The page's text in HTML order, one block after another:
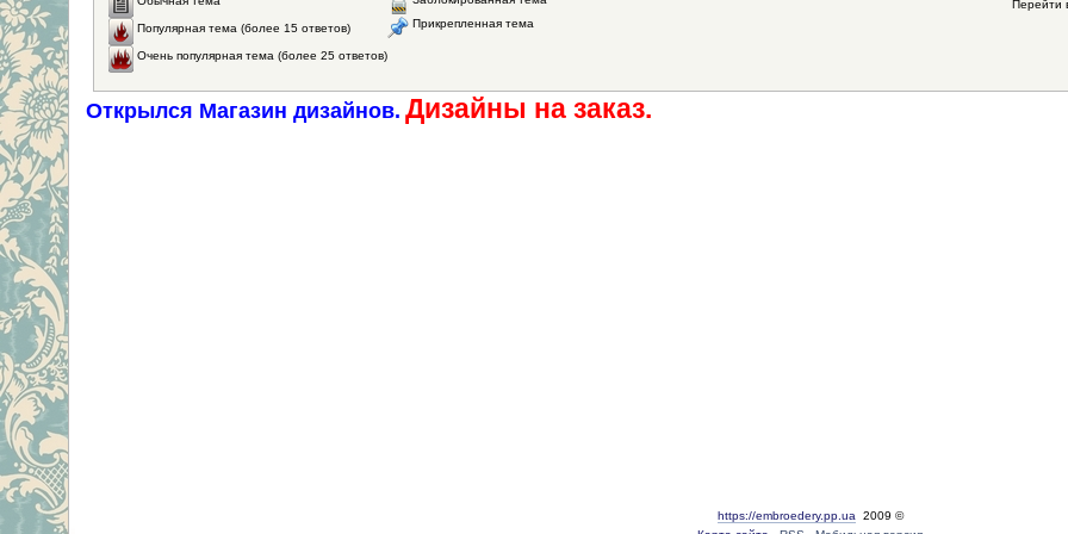
Перейти
Популярная тема (более 15 ответов)
Очень популярная тема (более 25 ответов)
Прикрепленная тема
Открылся Магазин дизайнов. Дизайны на заказ.
https://embroedery.pp.ua 2009 ©